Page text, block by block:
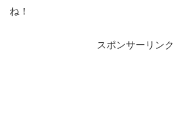
ね！
スポンサーリンク